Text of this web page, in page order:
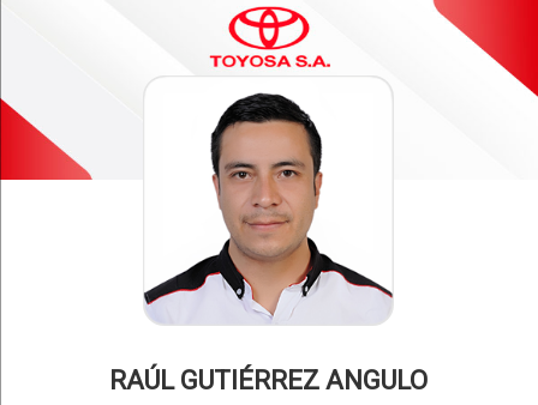
RAÚL GUTIÉRREZ ANGULO